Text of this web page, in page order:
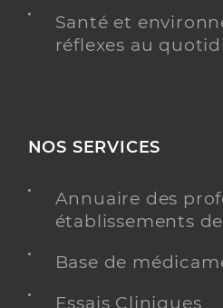
Santé et
réflexes au
NOS SERVICES
Annuaire des
établissements
Base de
Essais Cliniques